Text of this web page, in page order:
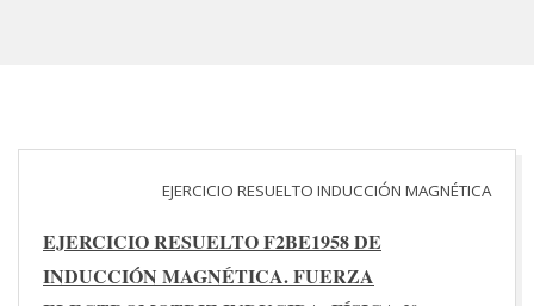
EJERCICIO RESUELTO INDUCCIÓN MAGNÉTICA
EJERCICIO RESUELTO F2BE1958 DE
INDUCCIÓN MAGNÉTICA. FUERZA